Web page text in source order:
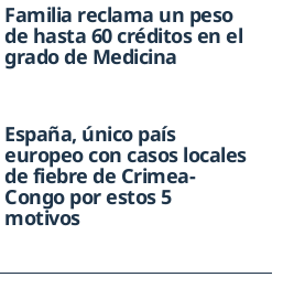
Familia reclama un peso
de hasta 60 créditos en el
grado de Medicina
España, único país
europeo con casos locales
de fiebre de Crimea-
Congo por estos 5
motivos